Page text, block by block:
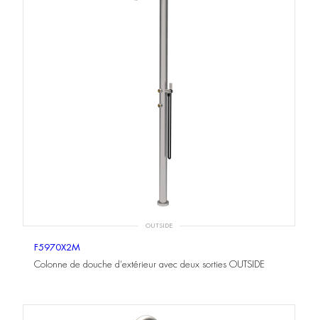
OUTSIDE
F5970X2M
Colonne de douche d’extérieur avec deux sorties OUTSIDE